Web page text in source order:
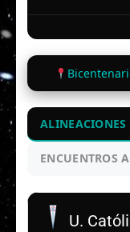
ALINEACIONES
ENCUENTROS
U.